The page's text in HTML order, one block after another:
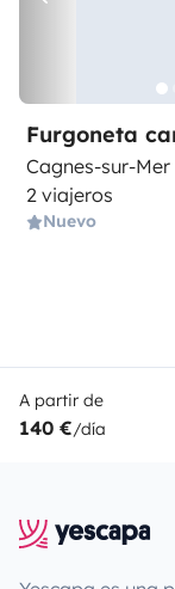
Furgoneta
Cagnes-sur-Mer
2 viajeros
Nuevo
A partir de
140 €/día